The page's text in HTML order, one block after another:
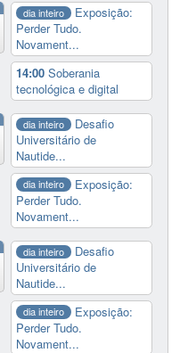
dia inteiro
Exposição:
Perder Tudo.
Novament...
14:00Soberania
tecnológica e digital
dia inteiro
Desafio
Universitário de
Nautide...
dia inteiro
Exposição:
Perder Tudo.
Novament...
dia inteiro
Desafio
Universitário de
Nautide...
dia inteiro
Exposição:
Perder Tudo.
Novament...